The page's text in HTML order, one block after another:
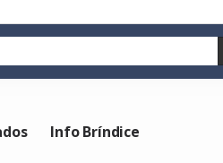
Info Bríndice